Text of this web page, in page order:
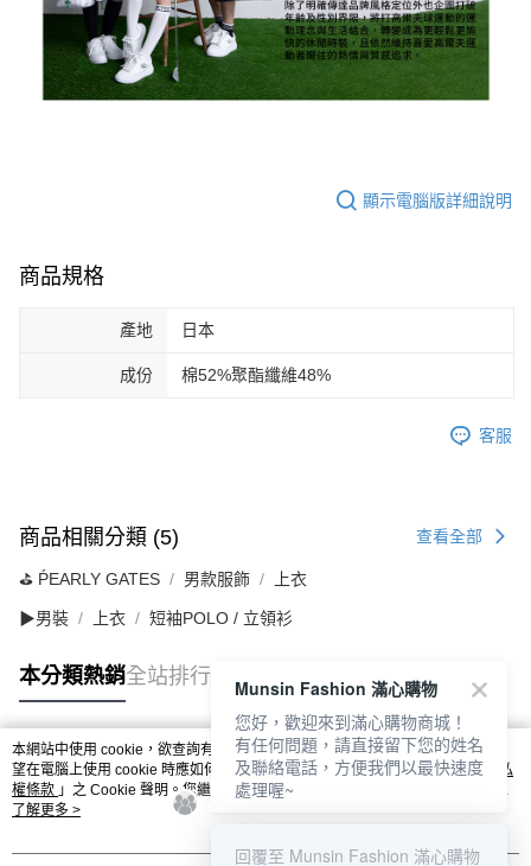
顯示電腦版詳細說明
商品規格
產地 日本
成份 棉52%聚酯纖維48%
客服
商品相關分類 (5) 查看全部
⛳️ ṔEARLY GATES 男款服飾 上衣
▶男裝 上衣 短袖POLO / 立領衫
本分類熱銷全站排行
熱門標籤
本網站中使用 cookie，欲查詢有關本網站使用 cookie 方式之詳情，及若您不希
望在電腦上使用 cookie 時應如何變更電腦的 cookie 設定，請參閱本網站「
隱私
權條款 」之 Cookie 聲明。您繼續使用本網站即表示您同意本公司得按本網站使
用條款之 Cookie 聲明使用 cookie。
了解更多 >
Munsin Fashion 滿心購物
您好，歡迎來到滿心購物商城！
有任何問題，請直接留下您的姓名
及聯絡電話，方便我們以最快速度
處理喔~
回覆至 Munsin Fashion 滿心購物